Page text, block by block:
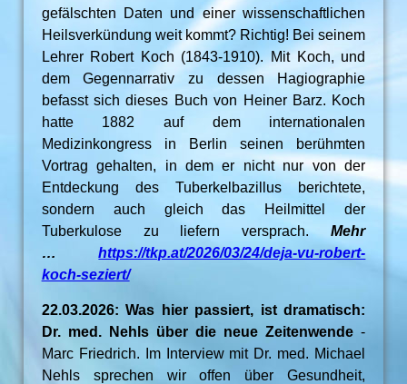
gefälschten Daten und einer wissenschaftlichen
Heilsverkündung weit kommt? Richtig! Bei seinem
Lehrer Robert Koch (1843-1910). Mit Koch, und
dem Gegennarrativ zu dessen Hagiographie
befasst sich dieses Buch von Heiner Barz. Koch
hatte 1882 auf dem internationalen
Medizinkongress in Berlin seinen berühmten
Vortrag gehalten, in dem er nicht nur von der
Entdeckung des Tuberkelbazillus berichtete,
sondern auch gleich das Heilmittel der
Tuberkulose zu liefern versprach.Mehr
…https://tkp.at/2026/03/24/deja-vu-robert-
koch-seziert/
22.03.2026: Was hier passiert, ist dramatisch:
Dr. med. Nehls über die neue Zeitenwende -
Marc Friedrich. Im Interview mit Dr. med. Michael
Nehls sprechen wir offen über Gesundheit,